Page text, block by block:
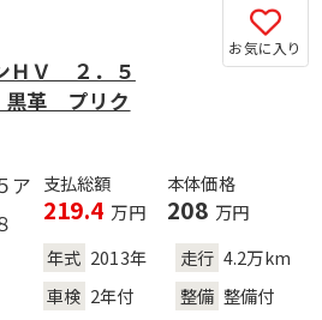
お気に入り
ＨＶ ２．５
革 プリク
支払総額
219.4 万円
本体価格
208 万円
年式 2013年 走行 4.2万km
車検 2年付 整備 整備付